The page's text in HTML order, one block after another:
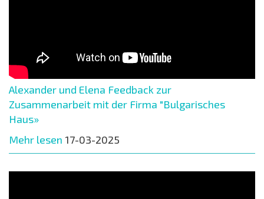
Alexander und Elena Feedback zur
Zusammenarbeit mit der Firma "Bulgarisches
Haus»
Mehr lesen 17-03-2025